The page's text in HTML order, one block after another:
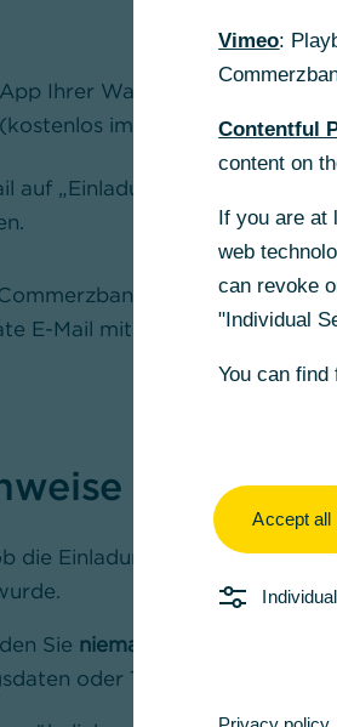
Ihrer Wahl, zum Beispiel
im App Store auf
auf „Einladung annehmen“ und
Kontakt Dateien
E-Mail mit einem Link zu den
die Einladungs-Mail wirklich
Sie niemals
oder TANs gefragt.
Vimeo:
Contentful
content on
If you are at
web
can revoke
"Individual
You can
Accept all